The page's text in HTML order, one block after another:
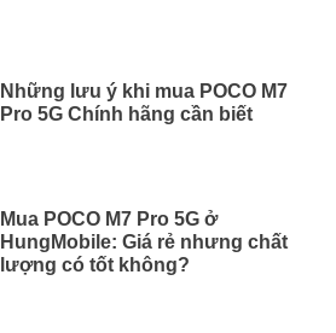
Những lưu ý khi mua POCO M7
Pro 5G Chính hãng cần biết
Mua POCO M7 Pro 5G ở
HungMobile: Giá rẻ nhưng chất
lượng có tốt không?